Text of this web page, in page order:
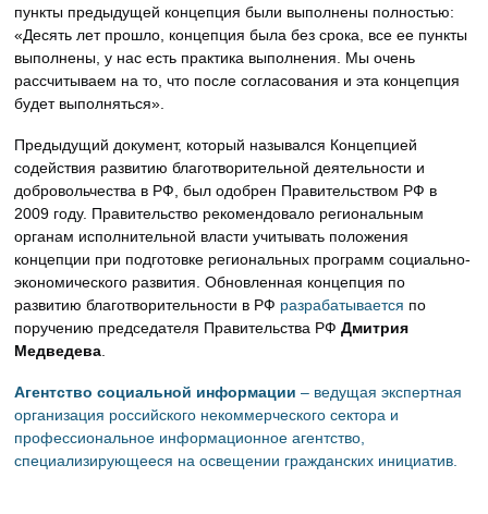
пункты предыдущей концепция были выполнены полностью:
«Десять лет прошло, концепция была без срока, все ее пункты
выполнены, у нас есть практика выполнения. Мы очень
рассчитываем на то, что после согласования и эта концепция
будет выполняться».
Предыдущий документ, который назывался Концепцией
содействия развитию благотворительной деятельности и
добровольчества в РФ, был одобрен Правительством РФ в
2009 году. Правительство рекомендовало региональным
органам исполнительной власти учитывать положения
концепции при подготовке региональных программ социально-
экономического развития. Обновленная концепция по
развитию благотворительности в РФ разрабатывается по
поручению председателя Правительства РФДмитрия
Медведева
Агентство социальной информации – ведущая экспертная
организация российского некоммерческого сектора и
профессиональное информационное агентство,
специализирующееся на освещении гражданских инициатив.